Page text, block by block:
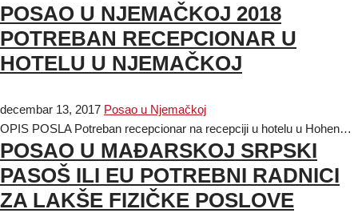
POSAO U NJEMAČKOJ 2018
POTREBAN RECEPCIONAR U
HOTELU U NJEMAČKOJ
decembar 13, 2017 Posao u Njemačkoj
OPIS POSLA Potreban recepcionar na recepciji u hotelu u Hohen…
POSAO U MAĐARSKOJ SRPSKI
PASOŠ ILI EU POTREBNI RADNICI
ZA LAKŠE FIZIČKE POSLOVE